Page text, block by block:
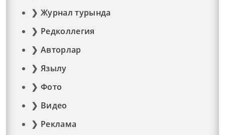
Журнал турында
Редколлегия
Авторлар
Язылу
Фото
Видео
Реклама